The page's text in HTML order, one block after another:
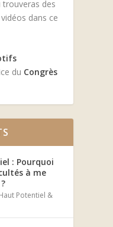
des
dans ce
du Congrès
: Pourquoi
à me
Potentiel &